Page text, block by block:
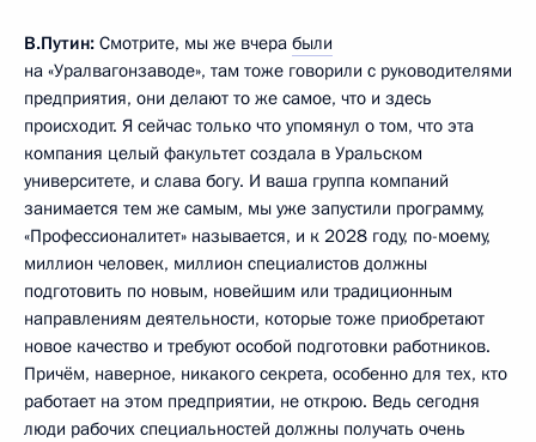
В.Путин: Смотрите, мы же вчера были
на «Уралвагонзаводе», там тоже говорили с руководителями
предприятия, они делают то же самое, что и здесь
происходит. Я сейчас только что упомянул о том, что эта
компания целый факультет создала в Уральском
университете, и слава богу. И ваша группа компаний
занимается тем же самым, мы уже запустили программу,
«Профессионалитет» называется, и к 2028 году, по-моему,
миллион человек, миллион специалистов должны
подготовить по новым, новейшим или традиционным
направлениям деятельности, которые тоже приобретают
новое качество и требуют особой подготовки работников.
Причём, наверное, никакого секрета, особенно для тех, кто
работает на этом предприятии, не открою. Ведь сегодня
люди рабочих специальностей должны получать очень